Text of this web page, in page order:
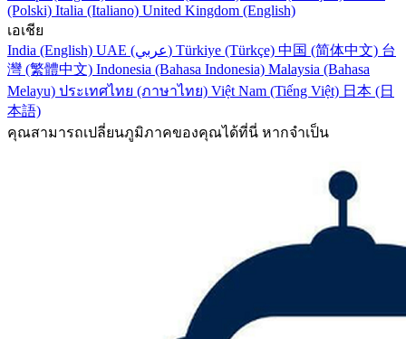
(Polski) Italia (Italiano) United Kingdom (English)
เอเชีย
India (English)
UAE (عربي) Türkiye (Türkçe) 中国 (简体中文) 台
灣 (繁體中文) Indonesia (Bahasa Indonesia) Malaysia (Bahasa
Melayu) ประเทศไทย (ภาษาไทย) Việt Nam (Tiếng Việt) 日本 (日
本語)
คุณสามารถเปลี่ยนภูมิภาคของคุณได้ที่นี่ หากจำเป็น